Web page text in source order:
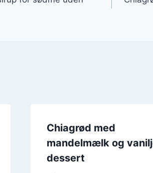
Chiagrød med
mandelmælk og
dessert